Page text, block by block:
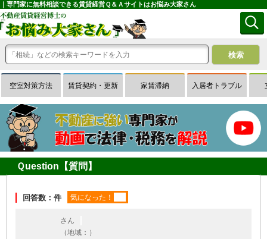
｜専門家に無料相談できる賃貸経営Ｑ＆Ａサイトはお悩み大家さん
空室対策方法 賃貸契約・更新 家賃滞納 入居者トラブル
Ｑuestion【質問】
回答数：件 気になった！
さん
（地域：）